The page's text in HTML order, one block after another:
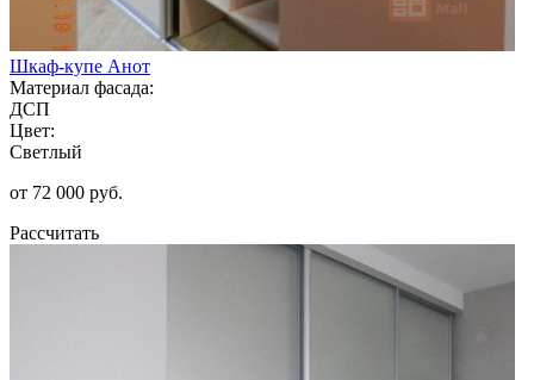
Шкаф-купе Анот
Материал фасада:
ДСП
Цвет:
Светлый
от 72 000 руб.
Рассчитать